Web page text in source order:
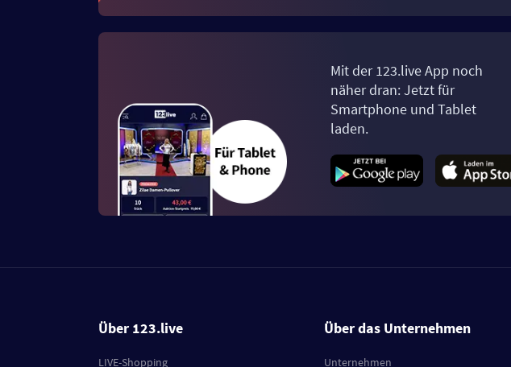
Mit der 123.live App noch
näher dran: Jetzt für
Smartphone und Tablet
laden.
Über 123.live
LIVE-Shopping
Über das Unternehmen
Unternehmen